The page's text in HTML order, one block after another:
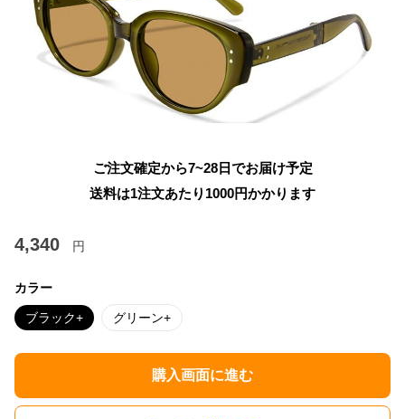
ご注文確定から7~28日でお届け予定
送料は1注文あたり 1000円かかります
4,340 円
カラー
ブラック+ グリーン+
購入画面に進む